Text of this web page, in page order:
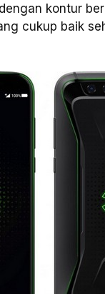
kontur
cukup baik